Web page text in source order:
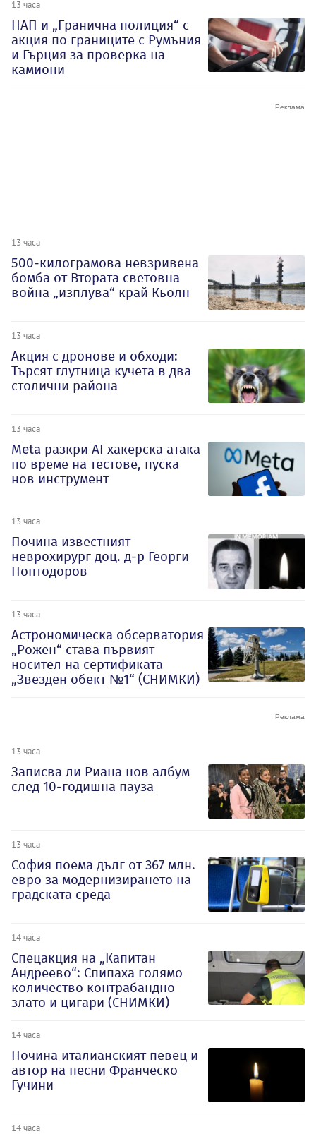
13 часа
НАП и „Гранична полиция“ с
акция по границите с Румъния
и Гърция за проверка на
камиони
13 часа
500-килограмова невзривена
бомба от Втората световна
война „изплува“ край Кьолн
13 часа
Акция с дронове и обходи:
Търсят глутница кучета в два
столични района
13 часа
Meta разкри AI хакерска атака
по време на тестове, пуска
нов инструмент
13 часа
Почина известният
неврохирург доц. д-р Георги
Поптодоров
13 часа
Астрономическа обсерватория
„Рожен“ става първият
носител на сертификата
„Звезден обект №1“ (СНИМКИ)
13 часа
Записва ли Риана нов албум
след 10-годишна пауза
13 часа
София поема дълг от 367 млн.
евро за модернизирането на
градската среда
14 часа
Спецакция на „Капитан
Андреево“: Спипаха голямо
количество контрабандно
злато и цигари (СНИМКИ)
14 часа
Почина италианският певец и
автор на песни Франческо
Гучини
14 часа